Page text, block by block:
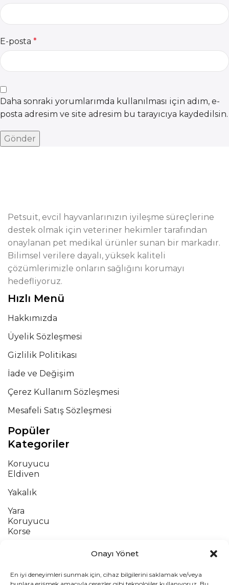
Onayı Yönet
En iyi deneyimleri sunmak için, cihaz bilgilerini saklamak ve/veya
E-posta *
Daha sonraki yorumlarımda kullanılması için adım, e-
posta adresim ve site adresim bu tarayıcıya kaydedilsin.
Petsuit, evcil hayvanlarınızın iyileşme süreçlerine
destek olmak için veteriner hekimler tarafından
onaylanan pet medikal ürünler sunan bir markadır.
Bilimsel verilere dayalı, yüksek kaliteli
çözümlerimizle onların sağlığını korumayı
hedefliyoruz.
Hızlı Menü
Hakkımızda
Üyelik Sözleşmesi
Gizlilik Politikası
İade ve Değişim
Çerez Kullanım Sözleşmesi
Mesafeli Satış Sözleşmesi
Popüler
Kategoriler
Koruyucu
Eldiven
Yakalık
Yara
Koruyucu
Korse
Minderi